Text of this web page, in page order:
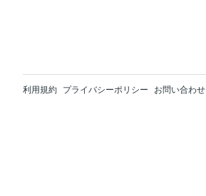
利用規約 プライバシーポリシー お問い合わせ